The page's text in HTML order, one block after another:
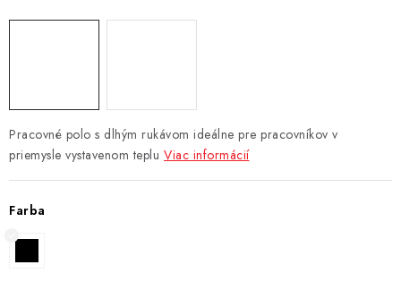
Pracovné polo s dlhým rukávom ideálne pre pracovníkov v
priemysle vystavenom teplu Viac informácií
Farba